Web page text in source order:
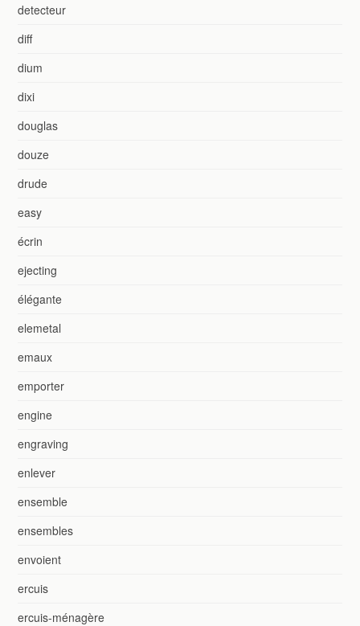
detecteur
diff
dium
dixi
douglas
douze
drude
easy
écrin
ejecting
élégante
elemetal
emaux
emporter
engine
engraving
enlever
ensemble
ensembles
envoient
ercuis
ercuis-ménagère